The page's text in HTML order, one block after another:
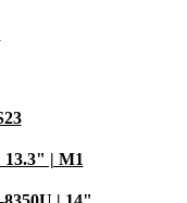
13.3" | M1